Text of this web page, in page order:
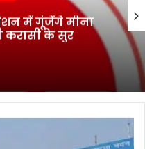
में गूंजेंगे मीना
करासी के सुर